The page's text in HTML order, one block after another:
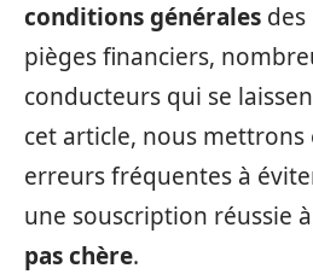
conditions générales
pièges financiers,
conducteurs qui se
cet article, nous mettrons
erreurs fréquentes à
une souscription réussie
pas chère.